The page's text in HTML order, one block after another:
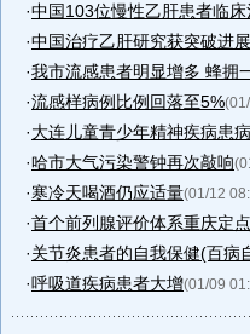
·中国103位慢性乙肝患者临
·中国治疗乙肝研究获突破进
·我市流感患者明显增多 蜂拥
·流感样病例比例回落至5%
·大连儿童青少年精神疾病患
·哈市大气污染警钟再次敲响
·寒冷天喝酒仍应适量(01/12
·首个前列腺评价体系重庆定
·关节炎患者的自我保健(百病
·呼吸道疾病患者大增(01/09